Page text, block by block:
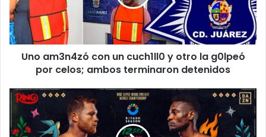
y
otro
la
g0lpeó
terminaron
detenidos
Uno am3n4zó con un cuch1ll0 y otro la g0lpeó
por celos; ambos terminaron detenidos
Canelo
explota
contra
Mbilli: